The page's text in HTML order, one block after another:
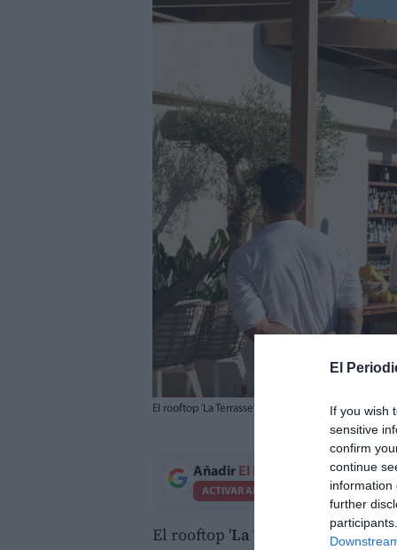
El
If you wish
sensitive
confirm
continue
information
further
El rooftop 'La Terrasse' de Benidorm. / Port Hotels
Añadir El Periodico de Aquí
ACTIVAR AHORA
El rooftop 'La Terrasse' delHotel